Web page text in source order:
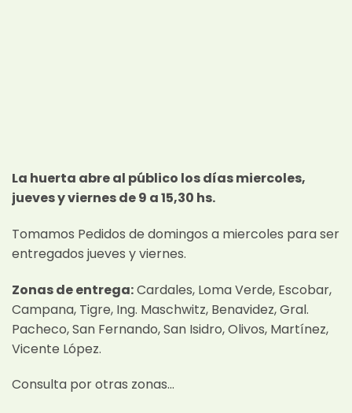
La huerta abre al público los días miercoles,
jueves y viernes de 9 a 15,30 hs.
Tomamos Pedidos de domingos a miercoles para ser
entregados jueves y viernes.
Zonas de entrega:Cardales, Loma Verde, Escobar,
Campana, Tigre, Ing. Maschwitz, Benavidez, Gral.
Pacheco, San Fernando, San Isidro, Olivos, Martínez,
Vicente López.
Consulta por otras zonas…